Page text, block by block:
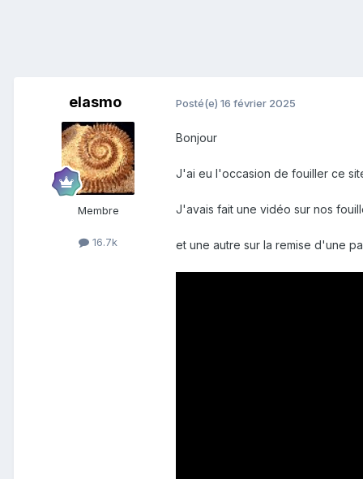
elasmo
Membre
16.7k
Posté(e) 16 février 2025
Bonjour
J'ai eu l'occasion de fouiller ce
J'avais fait une vidéo sur nos
et une autre sur la remise d'une